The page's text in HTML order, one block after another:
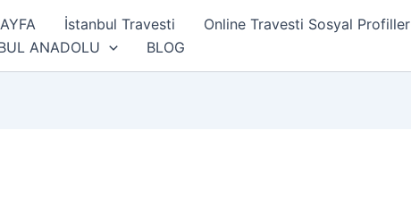
İstanbul Travesti Online Travesti Sosyal Profiller
ANADOLU
BLOG